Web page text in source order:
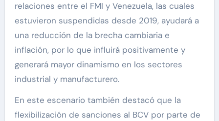
relaciones entre el FMI y Venezuela, las cuales
estuvieron suspendidas desde 2019, ayudará a
una reducción de la brecha cambiaria e
inflación, por lo que influirá positivamente y
generará mayor dinamismo en los sectores
industrial y manufacturero.
En este escenario también destacó que la
flexibilización de sanciones al BCV por parte de